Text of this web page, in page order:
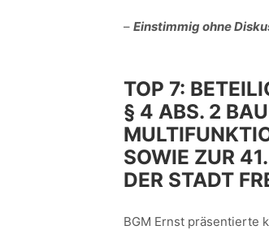
– Einstimmig ohne
TOP 7:
§ 4 ABS. 2
SOWIE ZUR
DER STADT
BGM Ernst präsentierte